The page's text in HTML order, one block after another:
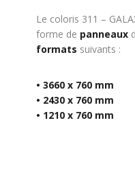
Le coloris 311 –
forme de panneaux
formats suivants :
• 3660 x 760 mm
• 2430 x 760 mm
• 1210 x 760 mm